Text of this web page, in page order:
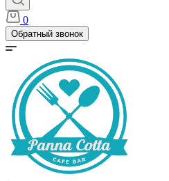
0
Обратный звонок